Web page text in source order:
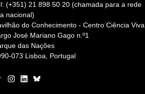
(+351) 21 898 50 20 (chamada para a rede
nacional)
do Conhecimento - Centro Ciência Viva
José Mariano Gago n.º1
das Nações
073 Lisboa, Portugal